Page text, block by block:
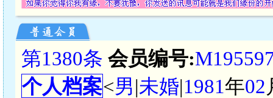
第1380条 会员编号:
个人档案<男|未婚|1981年02